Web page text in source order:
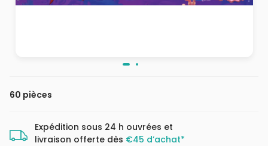
60 pièces
Expédition sous 24 h ouvrées et
livraison offerte dès €45 d’achat*